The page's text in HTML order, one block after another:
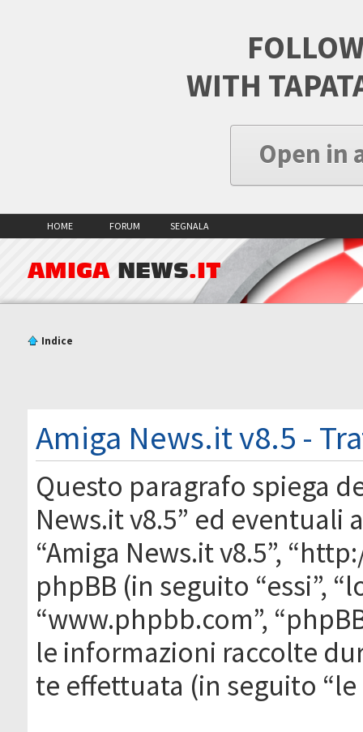
WITH
Open in
HOME FORUM SEGNALA
AMIGA NEWS.IT
Indice
Amiga News.it v8.5 -
Questo paragrafo spiega
News.it v8.5” ed eventuali
“Amiga News.it v8.5”,
phpBB (in seguito “essi”,
“www.phpbb.com”,
le informazioni raccolte
te effettuata (in seguito